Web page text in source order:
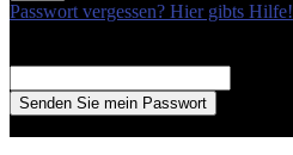
Passwort vergessen? Hier gibts Hilfe!